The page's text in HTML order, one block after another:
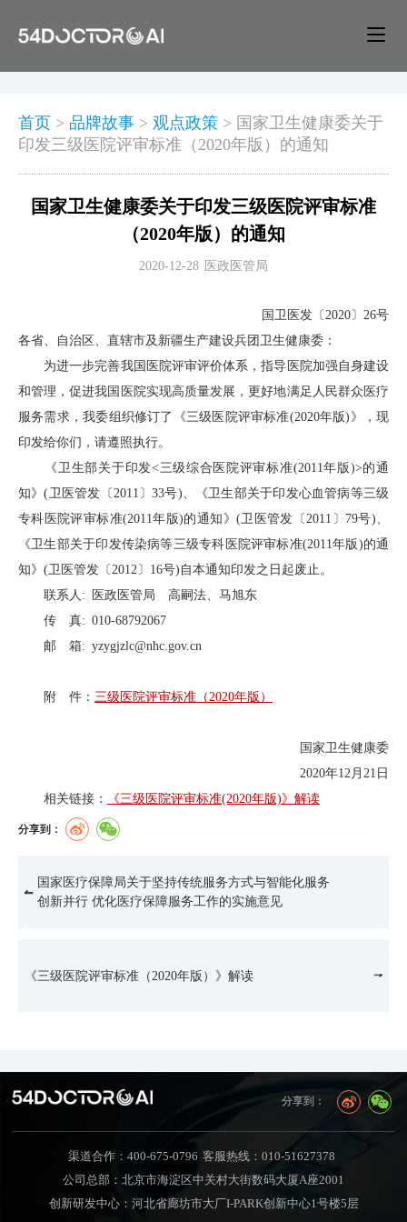
首页 > 品牌故事 > 观点政策 > 国家卫生健康委关于
印发三级医院评审标准（2020年版）的通知
国家卫生健康委关于印发三级医院评审标准
（2020年版）的通知
2020-12-28 医政医管局
国卫医发〔2020〕26号
各省、自治区、直辖市及新疆生产建设兵团卫生健康委：
为进一步完善我国医院评审评价体系，指导医院加强自身建设
和管理，促进我国医院实现高质量发展，更好地满足人民群众医疗
服务需求，我委组织修订了《三级医院评审标准(2020年版)》，现
印发给你们，请遵照执行。
《卫生部关于印发<三级综合医院评审标准(2011年版)>的通
知》(卫医管发〔2011〕33号)、《卫生部关于印发心血管病等三级
专科医院评审标准(2011年版)的通知》(卫医管发〔2011〕79号)、
《卫生部关于印发传染病等三级专科医院评审标准(2011年版)的通
知》(卫医管发〔2012〕16号)自本通知印发之日起废止。
联系人: 医政医管局 高嗣法、马旭东
传 真: 010-68792067
邮 箱: yzygjzlc@nhc.gov.cn
附 件： 三级医院评审标准（2020年版）
国家卫生健康委
2020年12月21日
相关链接：
《三级医院评审标准(2020年版)》解读
分享到：
国家医疗保障局关于坚持传统服务方式与智能化服务
创新并行 优化医疗保障服务工作的实施意见
《三级医院评审标准（2020年版）》解读
分享到：
渠道合作：400-675-0796 客服热线：010-51627378
公司总部：北京市海淀区中关村大街数码大厦A座2001
创新研发中心：河北省廊坊市大厂I-PARK创新中心1号楼5层